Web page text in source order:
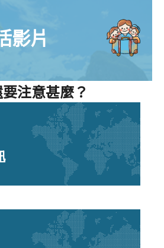
影片
注意甚麼？